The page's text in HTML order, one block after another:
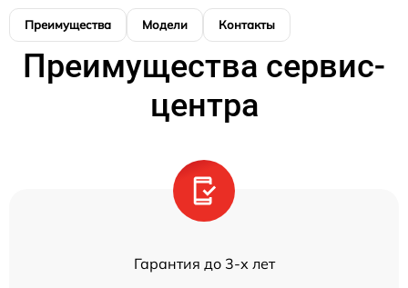
Преимущества Модели Контакты
Преимущества сервис-
центра
Гарантия до 3-х лет